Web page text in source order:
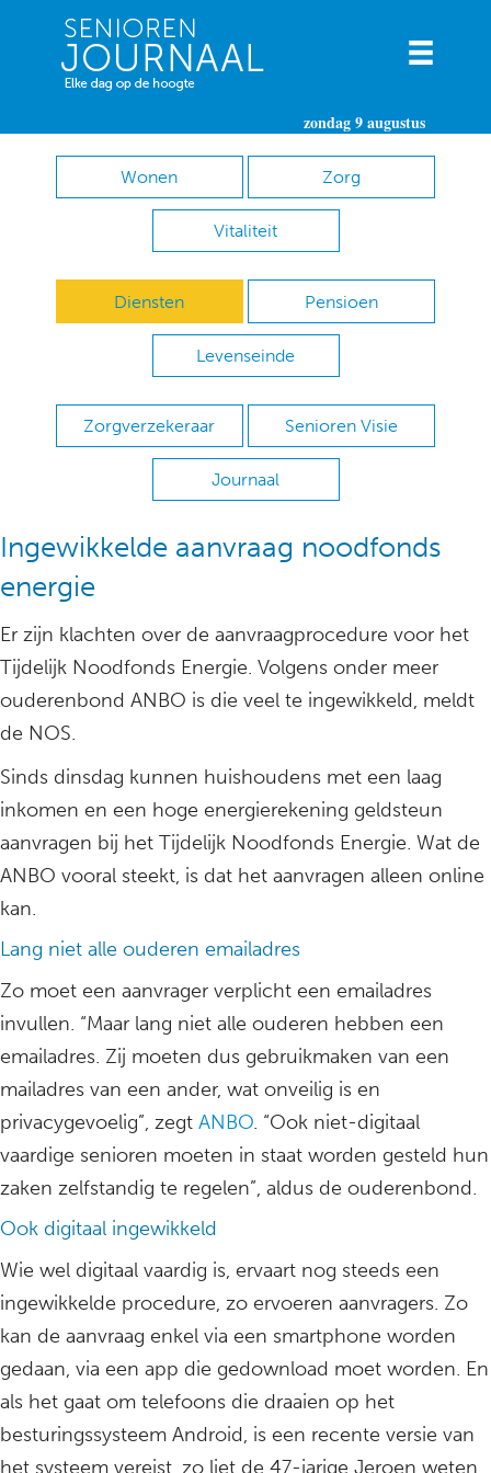
zondag 9 augustus
Wonen Zorg
Vitaliteit
Diensten Pensioen
Levenseinde
Zorgverzekeraar Senioren Visie
Journaal
Ingewikkelde aanvraag noodfonds
energie
Er zijn klachten over de aanvraagprocedure voor het
Tijdelijk Noodfonds Energie. Volgens onder meer
ouderenbond ANBO is die veel te ingewikkeld, meldt
de NOS.
Sinds dinsdag kunnen huishoudens met een laag
inkomen en een hoge energierekening geldsteun
aanvragen bij het Tijdelijk Noodfonds Energie. Wat de
ANBO vooral steekt, is dat het aanvragen alleen online
kan.
Lang niet alle ouderen emailadres
Zo moet een aanvrager verplicht een emailadres
invullen. “Maar lang niet alle ouderen hebben een
emailadres. Zij moeten dus gebruikmaken van een
mailadres van een ander, wat onveilig is en
privacygevoelig”, zegt ANBO. “Ook niet-digitaal
vaardige senioren moeten in staat worden gesteld hun
zaken zelfstandig te regelen”, aldus de ouderenbond.
Ook digitaal ingewikkeld
Wie wel digitaal vaardig is, ervaart nog steeds een
ingewikkelde procedure, zo ervoeren aanvragers. Zo
kan de aanvraag enkel via een smartphone worden
gedaan, via een app die gedownload moet worden. En
als het gaat om telefoons die draaien op het
besturingssysteem Android, is een recente versie van
het systeem vereist, zo liet de 47-jarige Jeroen weten